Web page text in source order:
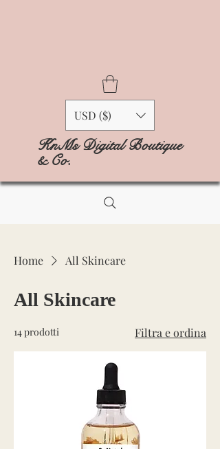
USD ($)
KnMs Digital Boutique
& Co.
Home All Skincare
All Skincare
14 prodotti Filtra e ordina